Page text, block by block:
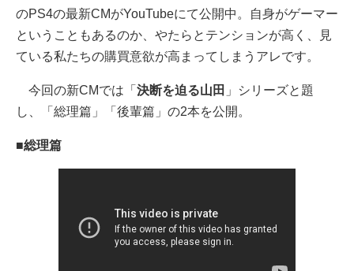
のPS4の最新CMがYouTubeにて公開中。自身がゲーマー
ということもあるのか、やたらとテンションが高く、見
ている私たちの購買意欲が高まってしまうアレです。
今回の新CMでは「 決断を迫る山田 」シリーズと題
し、「総理篇」「後輩篇」の2本を公開。
■総理篇